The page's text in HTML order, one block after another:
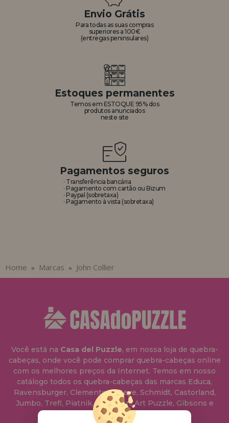
REGISTRO DE REVENDEDOR
Envio Grátis
Para todas as suas compras
superiores a 100€
(entregas peninsulares)
Estoques permanentes
Temos em ESTOQUE 95% dos
produtos anunciados
neste site
Pagamentos seguros
· Transferência bancária
· Pagamento com cartão ou Bizum
· Paypal (sobretaxa)
· Pagamento à vista (sobretaxa)
Home » Marcas » John Collier
Você está na Casa del Puzzle, em nossa loja de quebra-
cabeças, onde você pode comprar quebra-cabeças online
com os melhores preços da Internet. Temos em nosso
catálogo todos os quebra-cabeças das marcas Educa,
Ravensburger, Clementoni, Heye, Schmidt, Castorland,
Jumbo, Trefl, Piatnik, Anatolian, Art Puzzle, Gibsons e
muito mais.